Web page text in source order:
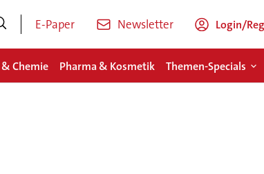
E-Paper Newsletter Login/
Chemie Pharma & Kosmetik Themen-Specials